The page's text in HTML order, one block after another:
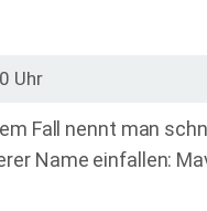
Uhr
Fall nennt man
Name einfallen: